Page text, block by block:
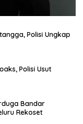
Polisi Ungkap
Polisi Usut
Bandar
Rekoset